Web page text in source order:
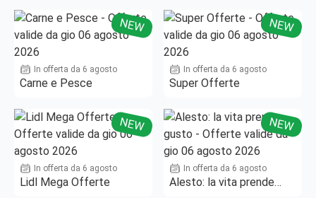
NEW
In offerta da 6 agosto
Carne e Pesce
NEW
In offerta da 6 agosto
Super Offerte
NEW
In offerta da 6 agosto
Lidl Mega Offerte
NEW
In offerta da 6 agosto
Alesto: la vita prende